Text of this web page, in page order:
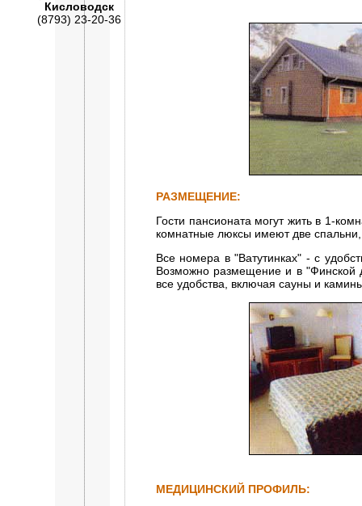
Кисловодск
(8793) 23-20-36
РАЗМЕЩЕНИЕ:
Гости пансионата могут жить в 1-
комнатные люксы имеют две
Все номера в "Ватутинках" - с
Возможно размещение и в "Финской
все удобства, включая сауны и
МЕДИЦИНСКИЙ ПРОФИЛЬ: